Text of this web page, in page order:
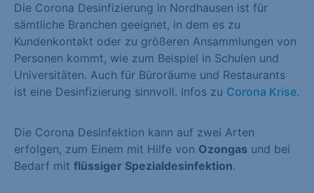
Die Corona Desinfizierung in Nordhausen ist für
sämtliche Branchen geeignet, in dem es zu
Kundenkontakt oder zu größeren Ansammlungen von
Personen kommt, wie zum Beispiel in Schulen und
Universitäten. Auch für Büroräume und Restaurants
ist eine Desinfizierung sinnvoll. Infos zu Corona Krise.
Die Corona Desinfektion kann auf zwei Arten
erfolgen, zum Einem mit Hilfe von Ozongas und bei
Bedarf mit flüssiger Spezialdesinfektion.